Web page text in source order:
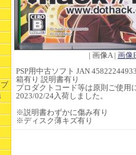
| 画像A | 画像
PSP用中古ソフト JAN
箱有り 説明書有り
プロダクトコード等は原則ご使用
2023/02/24入荷しました。
※説明書わずかに傷み有り
※ディスク薄キズ有り